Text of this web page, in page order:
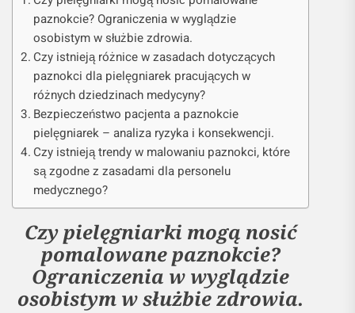
paznokcie? Ograniczenia w wyglądzie
osobistym w służbie zdrowia.
Czy istnieją różnice w zasadach dotyczących
paznokci dla pielęgniarek pracujących w
różnych dziedzinach medycyny?
Bezpieczeństwo pacjenta a paznokcie
pielęgniarek – analiza ryzyka i konsekwencji.
Czy istnieją trendy w malowaniu paznokci, które
są zgodne z zasadami dla personelu
medycznego?
Czy pielęgniarki mogą nosić
pomalowane paznokcie?
Ograniczenia w wyglądzie
osobistym w służbie zdrowia.